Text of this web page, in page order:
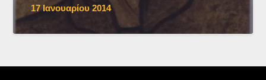
17 Ιανουαρίου 2014